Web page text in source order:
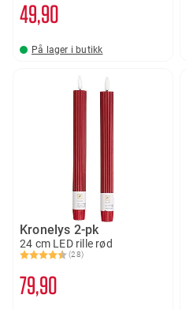
49 90
På lager i butikk
Kronelys 2-pk
24 cm LED rille rød
Karakter:
(28)
4.7 av 5 mulige
79 90